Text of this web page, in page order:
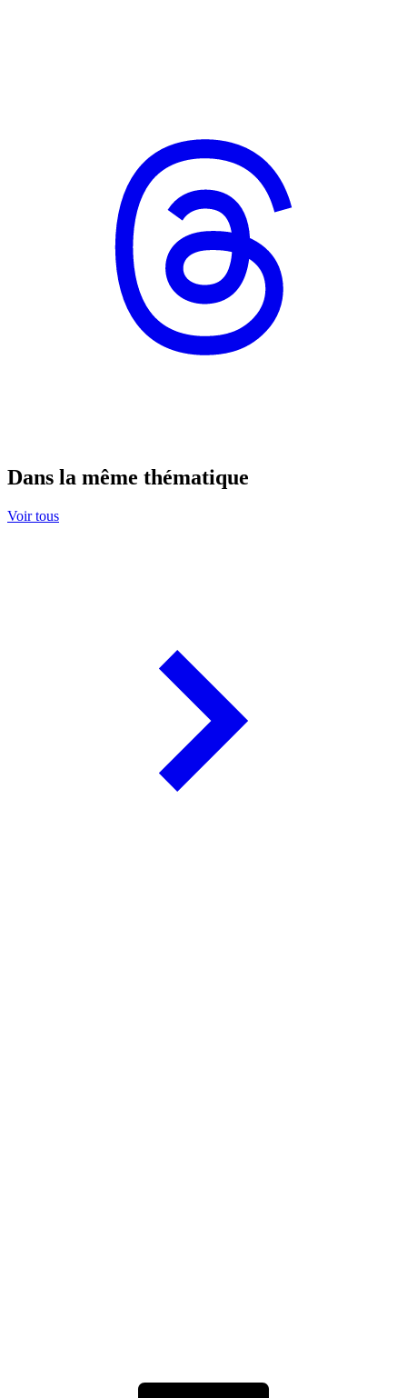
Dans la même thématique
Voir tous